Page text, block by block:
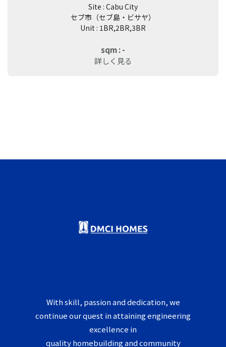
Site : Cabu City
セブ市（セブ島・ビサヤ）
Unit : 1BR,2BR,3BR
sqm : -
詳しく見る
With skill, passion and dedication, we
continue our quest in attaining engineering
excellence in
quality homebuilding and community